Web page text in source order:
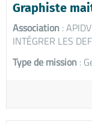
Graphiste
Association :
INTÉGRER LES
Type de mission :